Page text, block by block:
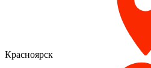
Красноярск